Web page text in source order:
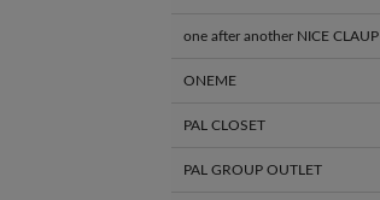
one after another NICE CLAUP
ONEME
PAL CLOSET
PAL GROUP OUTLET